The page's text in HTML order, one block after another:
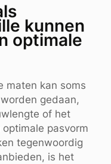
kunnen
optimale
maten kan soms
gedaan,
of het
pasvorm
tegenwoordig
is het